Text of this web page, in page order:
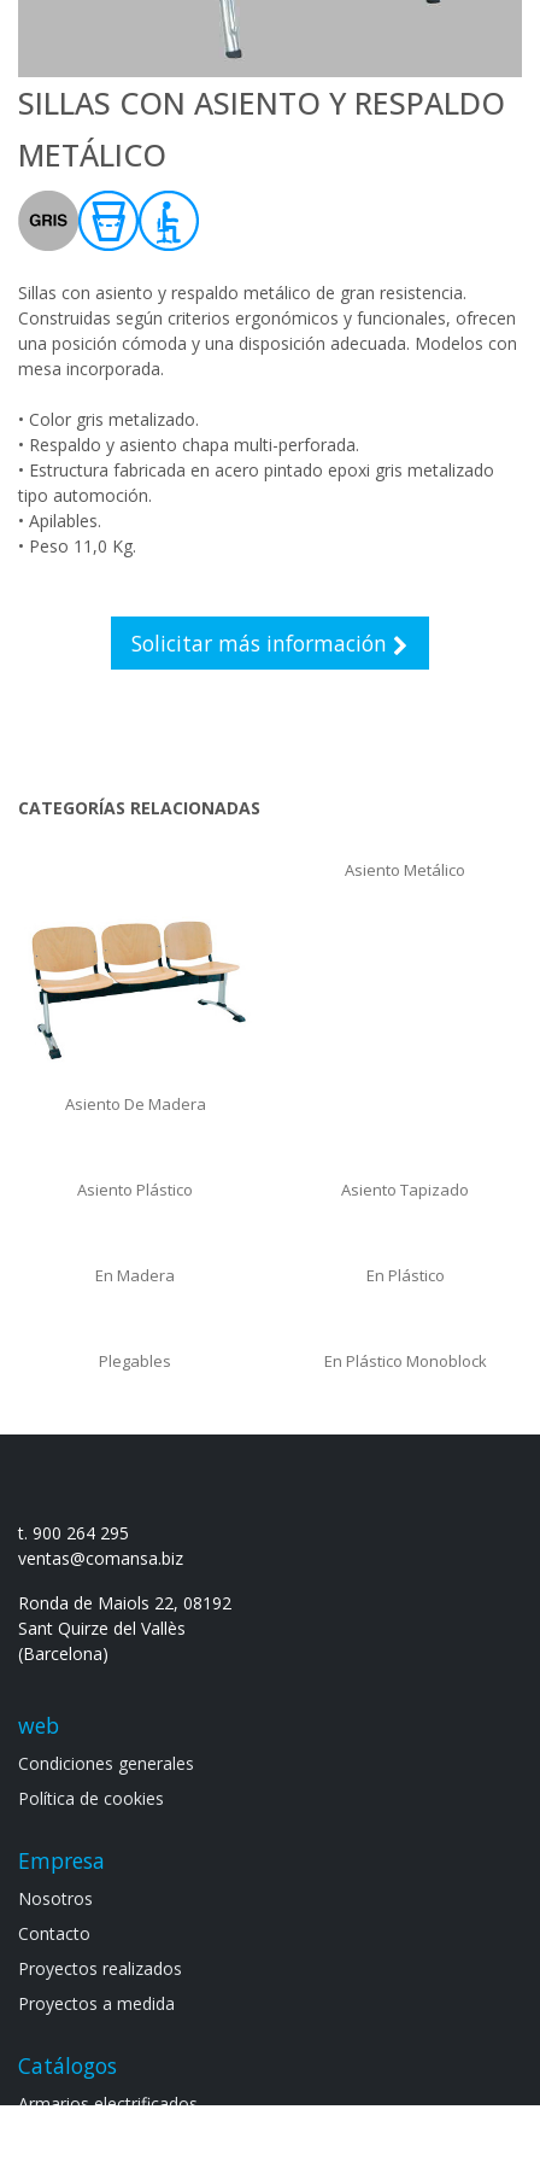
SILLAS CON ASIENTO Y RESPALDO
METÁLICO
Sillas con asiento y respaldo metálico de gran resistencia.
Construidas según criterios ergonómicos y funcionales, ofrecen
una posición cómoda y una disposición adecuada. Modelos con
mesa incorporada.
• Color gris metalizado.
• Respaldo y asiento chapa multi-perforada.
• Estructura fabricada en acero pintado epoxi gris metalizado
tipo automoción.
• Apilables.
• Peso 11,0 Kg.
Solicitar más información
CATEGORÍAS RELACIONADAS
Asiento De Madera
Asiento Metálico
Asiento Plástico Asiento Tapizado
En Madera En Plástico
Plegables En Plástico Monoblock
t. 900 264 295
ventas@comansa.biz
Ronda de Maiols 22, 08192
Sant Quirze del Vallès
(Barcelona)
web
Condiciones generales
Política de cookies
Empresa
Noso​tros
Contacto
Proyectos realizados
Proyectos a medida
Catálogos
Armarios electrif​icad​os